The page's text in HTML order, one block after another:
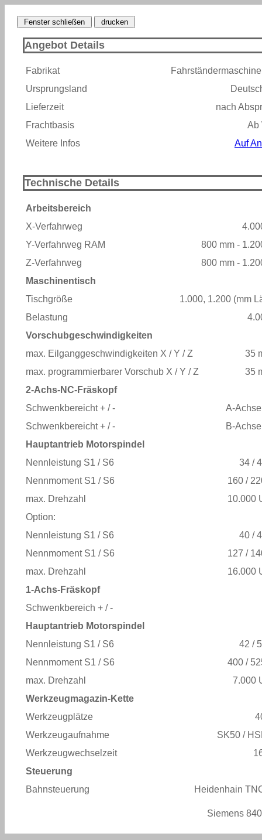
Angebot Details
Fabrikat
Ursprungsland
Lieferzeit
nach
Frachtbasis
Ab
Weitere Infos
Auf
Technische Details
Arbeitsbereich
X-Verfahrweg
Y-Verfahrweg RAM
800 mm -
Z-Verfahrweg
800 mm -
Maschinentisch
Tischgröße
1.000, 1.200 (mm
Belastung
Vorschubgeschwindigkeiten
max. Eilganggeschwindigkeiten X / Y / Z
35
max. programmierbarer Vorschub X / Y / Z
35
2-Achs-NC-Fräskopf
Schwenkbereicht + / -
A-
Schwenkbereicht + / -
B-
Hauptantrieb Motorspindel
Nennleistung S1 / S6
34 /
Nennmoment S1 / S6
160 /
max. Drehzahl
10.000
Option:
Nennleistung S1 / S6
40 /
Nennmoment S1 / S6
127 /
max. Drehzahl
16.000
1-Achs-Fräskopf
Schwenkbereich + / -
Hauptantrieb Motorspindel
Nennleistung S1 / S6
42 /
Nennmoment S1 / S6
400 /
max. Drehzahl
7.000
Werkzeugmagazin-Kette
Werkzeugplätze
Werkzeugaufnahme
SK50 /
Werkzeugwechselzeit
Steuerung
Bahnsteuerung
Heidenhain
Siemens